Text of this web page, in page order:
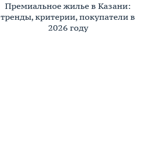
Премиальное жилье в Казани:
тренды, критерии, покупатели в
2026 году